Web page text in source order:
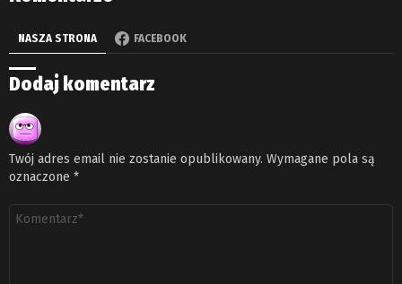
NASZA STRONA FACEBOOK
Dodaj komentarz
Twój adres email nie zostanie opublikowany. Wymagane pola są
oznaczone *
Komentarz